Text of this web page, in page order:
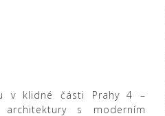
v klidné části Prahy 4 –
architektury s moderním